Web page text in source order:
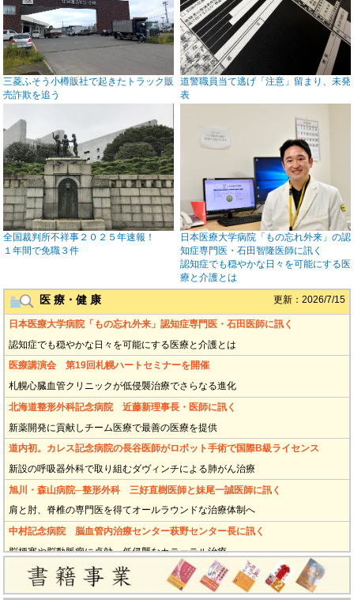
三菱ふそう小樽販社で起きたトラック販
売詐欺を追う
道警職員当て逃げ「注意」留まり、未発
表
全国裁判所不祥事２０２５年速報！
１年間で免職３件
日本医療大学病院「もの忘れ外来」の認
知症専門医・石田智隆医師に訊く
認知症でも穏やかな日々を可能にする医
療と介護とは
医 療・健 康 更新：2026/7/15
日本医療大学病院「もの忘れ外来」認知症専門医・石田医師に訊く
認知症でも穏やかな日々を可能にする医療と介護とは
医療講演会 第19回札幌ハートセミナーを開催
札幌心臓血管クリニックが低侵襲治療でさらなる進化
北海道整形外科記念病院 近藤新理事長・医師に訊く
新薬開発に貢献しチーム医療で最善の医療を提供
道内初。カレス記念病院の長谷医師がロボット手術で国際B級ライセンス
新設の呼吸器外科で取り組むダヴィンチによる肺がん治療
旭川・森山病院─整形外科 三好直樹医師と妹尾一誠医師に訊く
肩と肘、脊椎の専門医を得てオールラウンドな治療体制へ
中村記念病院 脳血管内治療センター萩野センター長に訊く
脳梗塞や脳動脈瘤に卓効 低侵襲なカテーテル治療
カレス記念病院消化器内科部長、田沼医師に訊く
進化する内視鏡治療 がんを早期発見・徹底治療